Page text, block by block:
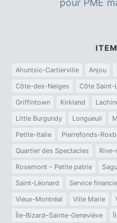
Ahuntsic-Cartierville Anjou
Côte-des-Neiges
Côte Saint-
Griffintown
Kirkland
Little Burgundy
Longueuil
Petite-Italie
Pierrefonds-
Quartier des Spectacles
Rive-
Rosemont – Petite patrie
Saint-Léonard
Service
Vieux-Montréal
Ville Marie
Île-Bizard–Sainte-Geneviève